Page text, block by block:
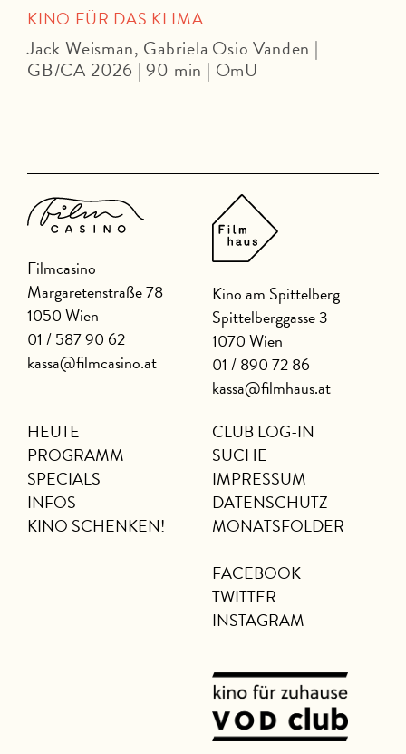
KINO FÜR DAS KLIMA
Jack Weisman, Gabriela Osio Vanden |
GB/CA 2026 | 90 min | OmU
Filmcasino
Margaretenstraße 78
1050 Wien
01 / 587 90 62
kassa@filmcasino.at
Kino am Spittelberg
Spittelberggasse 3
1070 Wien
01 / 890 72 86
kassa@filmhaus.at
HEUTE
PROGRAMM
SPECIALS
INFOS
KINO SCHENKEN!
CLUB LOG-IN
SUCHE
IMPRESSUM
DATENSCHUTZ
MONATSFOLDER
FACEBOOK
TWITTER
INSTAGRAM